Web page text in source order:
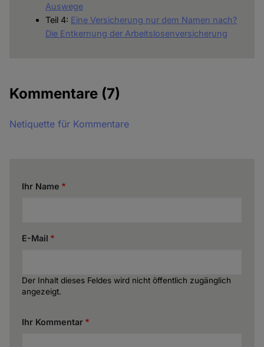
Auswege
Teil 4: Eine Versicherung nur dem Namen nach?
Die Entkernung der Arbeitslosenversicherung
Kommentare (7)
Netiquette für Kommentare
Ihr Name
E-Mail
Der Inhalt dieses Feldes wird nicht öffentlich zugänglich
angezeigt.
Ihr Kommentar